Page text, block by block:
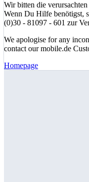
Wir bitten die
Wenn Du Hilfe benötigst,
(0)30 - 81097 - 601 zur
We apologise for any
contact our mobile.de
Homepage